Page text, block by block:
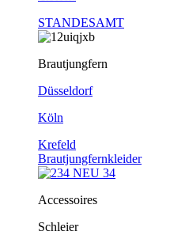
STANDESAMT
Brautjungfern
Düsseldorf
Köln
Krefeld
Brautjungfernkleider
Accessoires
Schleier